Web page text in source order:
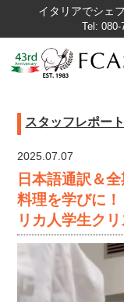
イタリアでシェ
Tel: 080-
スタッフレポート
2025.07.07
日本語通訳＆
料理を学びに
リカ人学生ク